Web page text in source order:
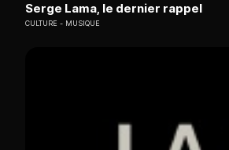
Serge Lama, le dernier rappel
CULTURE MUSIQUE